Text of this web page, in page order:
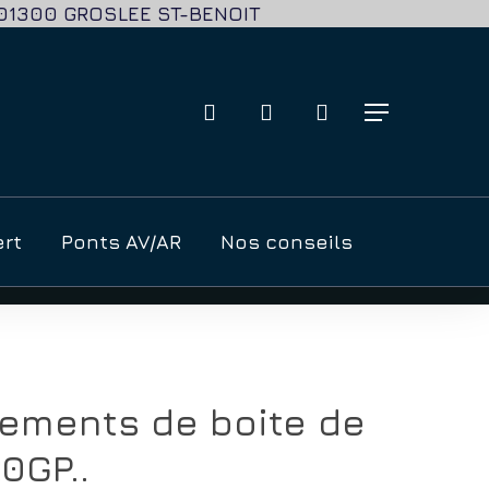
GROSLEE ST-BENOIT
Menu
Ponts AV/AR Nos conseils
de boite de